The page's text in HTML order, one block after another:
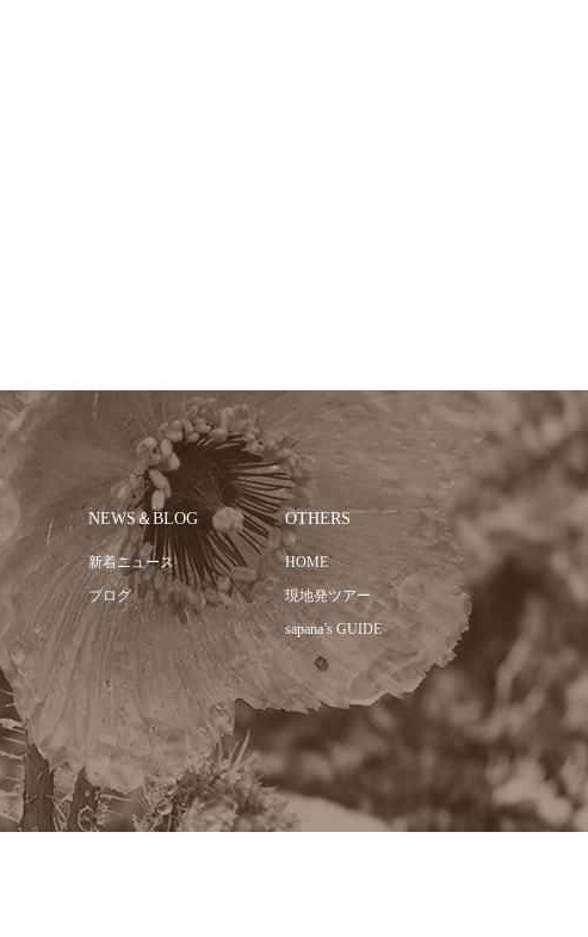
NEWS＆BLOG
新着ニュース
ブログ
OTHERS
HOME
現地発ツアー
sapana’s GUIDE